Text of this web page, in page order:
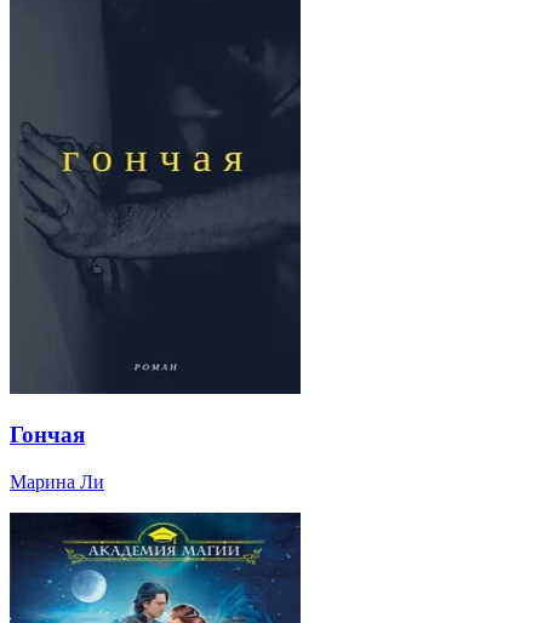
Гончая
Марина Ли